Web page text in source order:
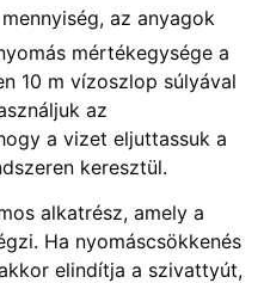
az anyagok
mértékegysége a
10 m vízoszlop súlyával
az
a vizet eljuttassuk a
keresztül.
alkatrész, amely a
Ha nyomáscsökkenés
elindítja a szivattyút,